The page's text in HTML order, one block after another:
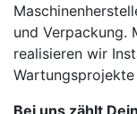
und Verpackung.
realisieren wir